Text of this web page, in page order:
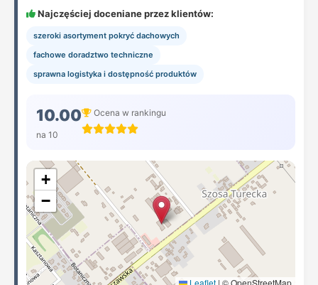
Najczęściej doceniane przez klientów:
szeroki asortyment pokryć dachowych
fachowe doradztwo techniczne
sprawna logistyka i dostępność produktów
10.00
na 10
Ocena w rankingu
+
−
Leaflet | © OpenStreetMap